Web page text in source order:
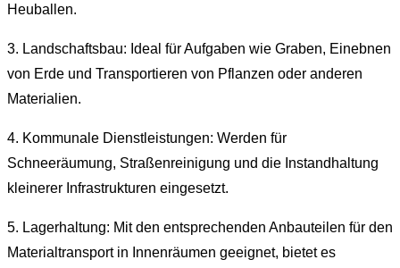
Heuballen.
3. Landschaftsbau: Ideal für Aufgaben wie Graben, Einebnen
von Erde und Transportieren von Pflanzen oder anderen
Materialien.
4. Kommunale Dienstleistungen: Werden für
Schneeräumung, Straßenreinigung und die Instandhaltung
kleinerer Infrastrukturen eingesetzt.
5. Lagerhaltung: Mit den entsprechenden Anbauteilen für den
Materialtransport in Innenräumen geeignet, bietet es